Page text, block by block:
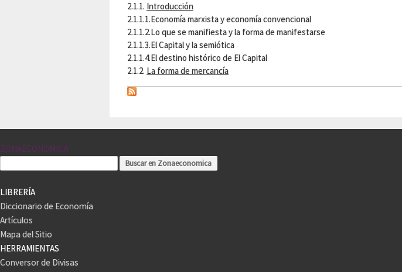
2.1.1. Introducción
2.1.1.1.Economía marxista y economía convencional
2.1.1.2.Lo que se manifiesta y la forma de manifestarse
2.1.1.3.El Capital y la semiótica
2.1.1.4.El destino histórico de El Capital
2.1.2. La forma de mercancía
ZONAECONOMICA
LIBRERÍA
Diccionario de Economía
Artículos
Mapa del Sitio
HERRAMIENTAS
Conversor de Divisas